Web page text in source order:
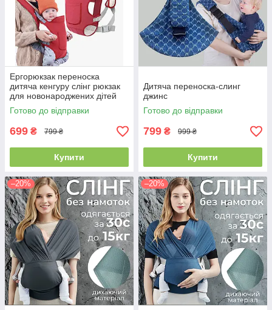
Ергорюкзак переноска
дитяча кенгуру слінг рюкзак
для новонароджених дітей
малюків до 15кг 4 положення
Baby Carrier червоний
Готово до відправки
699 ₴ 799 ₴
Купити
Дитяча переноска-слинг
джинс
Готово до відправки
799 ₴ 999 ₴
Купити
–20% –20%